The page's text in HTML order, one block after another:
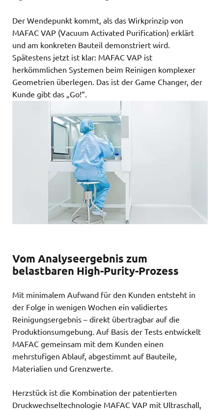
Der Wendepunkt kommt, als das Wirkprinzip von
MAFAC VAP (Vacuum Activated Purification) erklärt
und am konkreten Bauteil demonstriert wird.
Spätestens jetzt ist klar: MAFAC VAP ist
herkömmlichen Systemen beim Reinigen komplexer
Geometrien überlegen. Das ist der Game Changer, der
Kunde gibt das „Go!“.
Vom Analyseergebnis zum
belastbaren High-Purity-Prozess
Mit minimalem Aufwand für den Kunden entsteht in
der Folge in wenigen Wochen ein validiertes
Reinigungsergebnis – direkt übertragbar auf die
Produktionsumgebung. Auf Basis der Tests entwickelt
MAFAC gemeinsam mit dem Kunden einen
mehrstufigen Ablauf, abgestimmt auf Bauteile,
Materialien und Grenzwerte.
Herzstück ist die Kombination der patentierten
Druckwechseltechnologie MAFAC VAP mit Ultraschall,